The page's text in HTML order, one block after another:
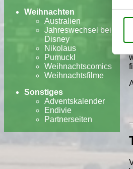
Weihnachten
Australien
Jahreswechsel bei
Disney
Nikolaus
Pumuckl
Weihnachtscomics
Weihnachtsfilme
Sonstiges
Adventskalender
Endivie
Partnerseiten